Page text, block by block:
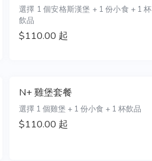
選擇 1 個安格斯漢堡 + 1 份小食 + 1 杯
飲品
$110.00 起
N+ 雞堡套餐
選擇 1 個雞堡 + 1 份小食 + 1 杯飲品
$110.00 起